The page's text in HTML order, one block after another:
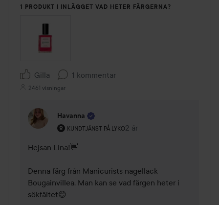
1 PRODUKT I INLÄGGET VAD HETER FÄRGERNA?
Gilla 1 kommentar
2461 visningar
Havanna
KUNDTJÄNST PÅ LYKO
Användarens roll: Kundtjänst på Lyko.
2 år
Kommentaren lades 2 år
Hejsan Lina!👋
Denna färg från Manicurists nagellack
Bougainvillea. Man kan se vad färgen heter i
sökfältet😊